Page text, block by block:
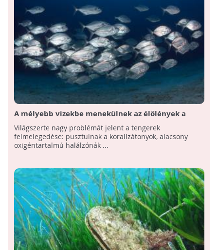
A mélyebb vizekbe menekülnek az élőlények a
melegedő tengerekben
Világszerte nagy problémát jelent a tengerek
felmelegedése: pusztulnak a korallzátonyok, alacsony
oxigéntartalmú halálzónák ...